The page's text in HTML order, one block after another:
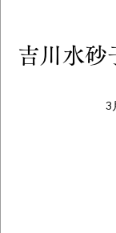
吉川水砂
3